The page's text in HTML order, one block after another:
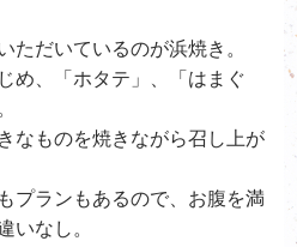
ただいているのが浜焼き。
め、「ホタテ」、「はまぐ
なものを焼きながら召し上が
プランもあるので、お腹を満
いなし。